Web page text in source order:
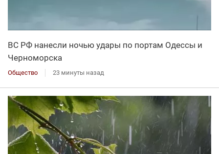
ВС РФ нанесли ночью удары по портам Одессы и
Черноморска
Общество 23 минуты назад